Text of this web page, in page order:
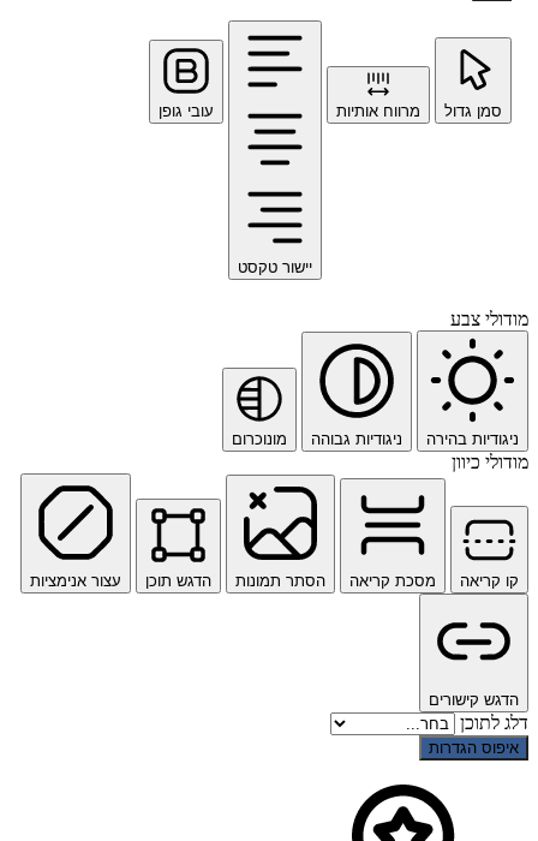
סמן גדול מרווח אותיות
יישור טקסט
עובי גופן
מודולי צבע
ניגודיות בהירה ניגודיות גבוהה מונוכרום
מודולי כיוון
קו קריאה מסכת קריאה הסתר תמונות הדגש תוכן עצור אנימציות
הדגש קישורים
דלג לתוכן
איפוס הגדרות